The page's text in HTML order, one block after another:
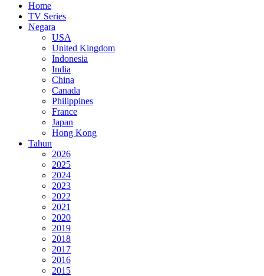
Home
TV Series
Negara
USA
United Kingdom
Indonesia
India
China
Canada
Philippines
France
Japan
Hong Kong
Tahun
2026
2025
2024
2023
2022
2021
2020
2019
2018
2017
2016
2015